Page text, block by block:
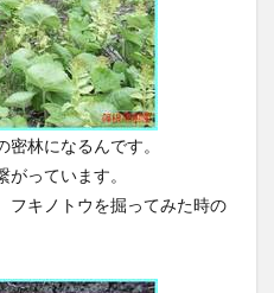
林になるんです。
っています。
フキノトウを掘ってみた時の